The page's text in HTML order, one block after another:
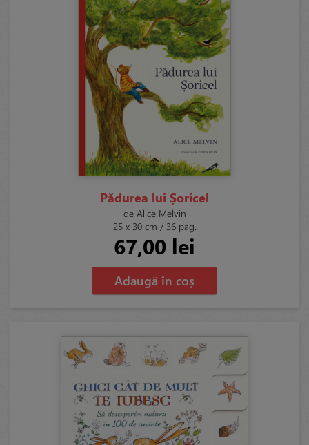
Pădurea lui Șoricel
de Alice Melvin
25 x 30 cm / 36 pag.
67,00 lei
Adaugă în coș